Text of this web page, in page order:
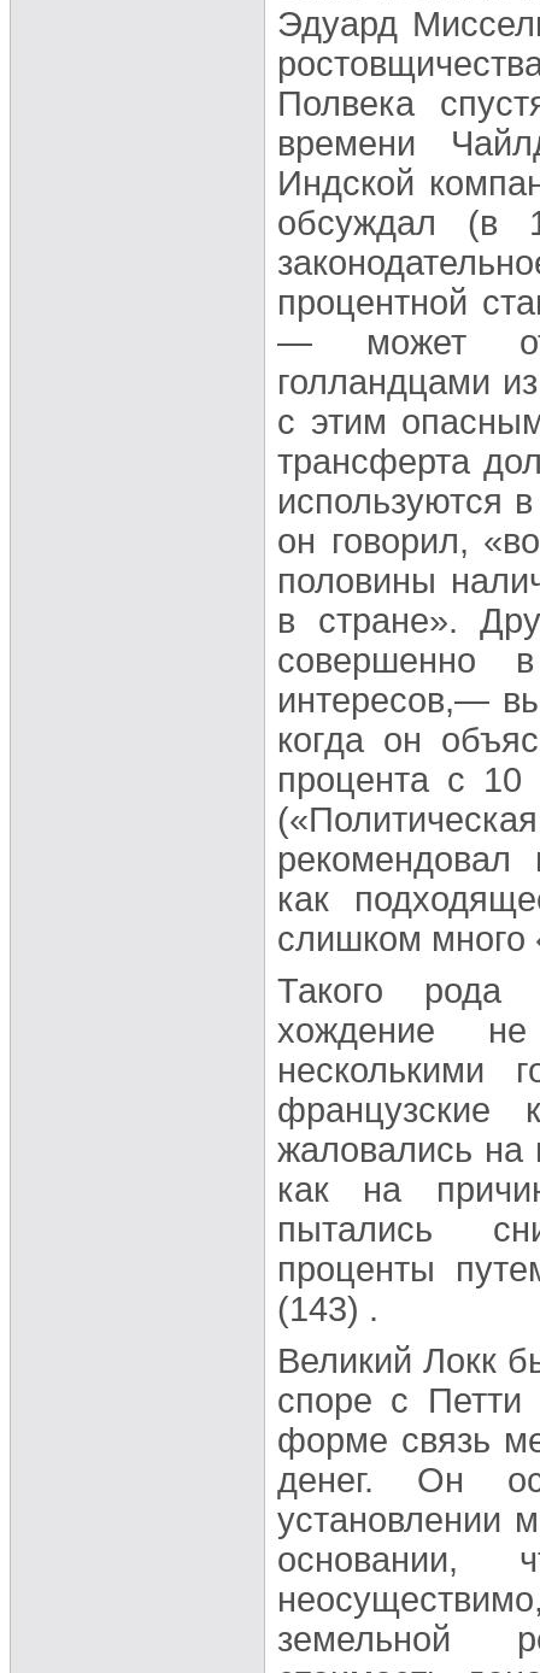
Эдуард
Полвека
времени
Индской
обсуждал (в
процентной
— может
голландцами
с этим
трансферта
используются
он говорил,
половины
в стране».
совершенно
интересов,—
когда он
процента с 10
рекомендовал
как
слишком много
Такого рода
хождение
несколькими
французские
жаловались на
как на
пытались
проценты
(143) .
Великий Локк
споре с Петти
форме связь
денег. Он
установлении
основании,
земельной